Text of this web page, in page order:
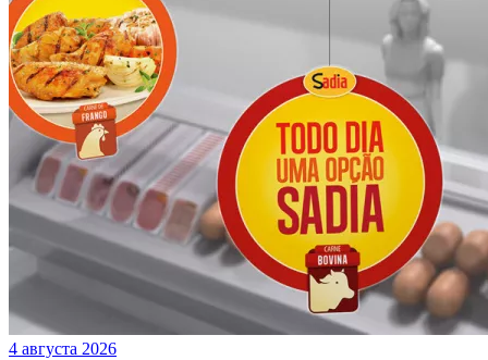
4 августа 2026